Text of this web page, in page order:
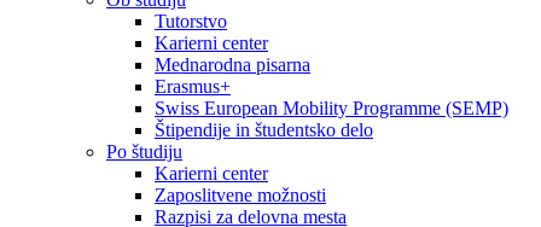
Tutorstvo
Karierni center
Mednarodna pisarna
Erasmus+
Swiss European Mobility Programme (SEMP)
Štipendije in študentsko delo
Po študiju
Karierni center
Zaposlitvene možnosti
Razpisi za delovna mesta